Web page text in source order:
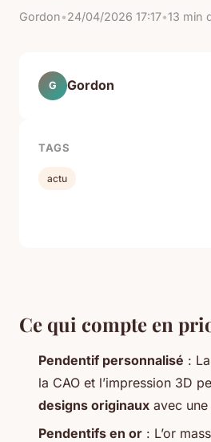
Gordon•24/04/2026 17:17•13 min
Ce qui compte en
Pendentif personnalisé :
la CAO et l’impression 3D
designs originaux avec
Pendentifs en or : L’or
G Gordon
TAGS
actu